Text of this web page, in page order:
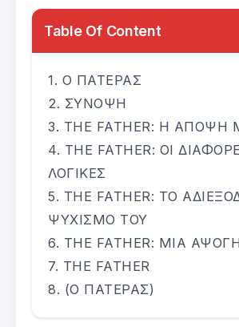
Table Of Content
Ο ΠΑΤΕΡΑΣ
ΣΥΝΟΨΗ
THE FATHER: Η ΑΠΟΨΗ
THE FATHER: ΟΙ
ΛΟΓΙΚΕΣ
THE FATHER: ΤΟ
ΨΥΧΙΣΜΟ ΤΟΥ
THE FATHER: ΜΙΑ
THE FATHER
(Ο ΠΑΤΕΡΑΣ)